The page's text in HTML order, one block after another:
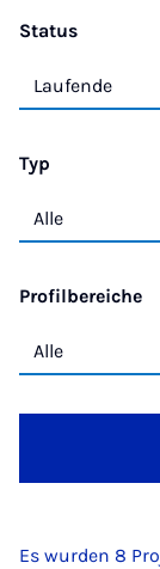
Status
Typ
Profilbereiche
Es wurden 8